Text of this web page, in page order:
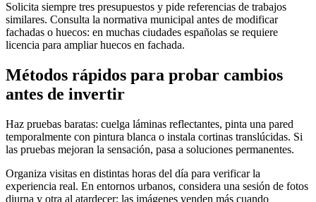
Solicita siempre tres presupuestos y pide referencias de trabajos
similares. Consulta la normativa municipal antes de modificar
fachadas o huecos: en muchas ciudades españolas se requiere
licencia para ampliar huecos en fachada.
Métodos rápidos para probar cambios
antes de invertir
Haz pruebas baratas: cuelga láminas reflectantes, pinta una pared
temporalmente con pintura blanca o instala cortinas translúcidas. Si
las pruebas mejoran la sensación, pasa a soluciones permanentes.
Organiza visitas en distintas horas del día para verificar la
experiencia real. En entornos urbanos, considera una sesión de fotos
diurna y otra al atardecer; las imágenes venden más cuando